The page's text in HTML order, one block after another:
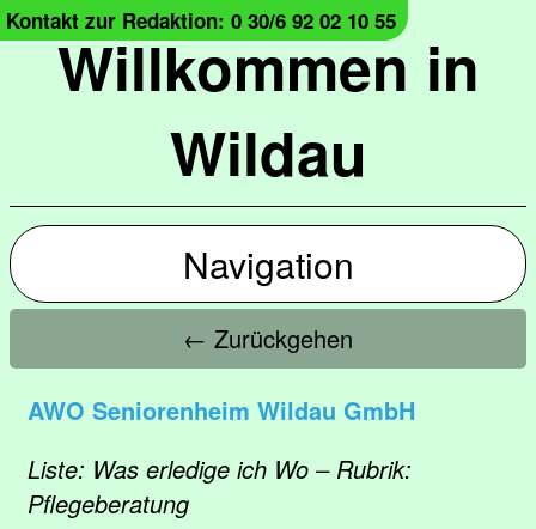
Willkommen in
Wildau
Kontakt zur Redaktion: 0 30/6 92 02 10 55
Navigation
← Zurückgehen
AWO Seniorenheim Wildau GmbH
Liste: Was erledige ich Wo – Rubrik:
Pflegeberatung